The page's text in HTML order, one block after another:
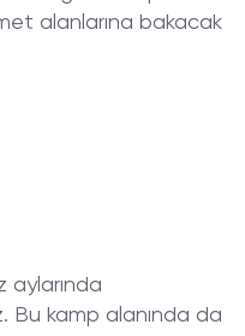
alanlarına bakacak
aylarında
Bu kamp alanında da